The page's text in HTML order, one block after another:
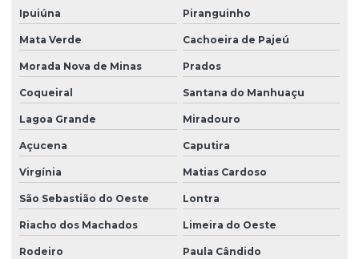
Ipuiúna Piranguinho
Mata Verde Cachoeira de Pajeú
Morada Nova de Minas Prados
Coqueiral Santana do Manhuaçu
Lagoa Grande Miradouro
Açucena Caputira
Virgínia Matias Cardoso
São Sebastião do Oeste Lontra
Riacho dos Machados Limeira do Oeste
Rodeiro Paula Cândido